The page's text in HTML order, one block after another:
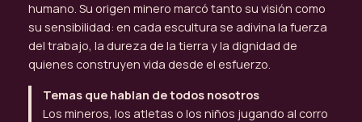
humano. Su origen minero marcó tanto su visión como
su sensibilidad: en cada escultura se adivina la fuerza
del trabajo, la dureza de la tierra y la dignidad de
quienes construyen vida desde el esfuerzo.
Temas que hablan de todos nosotros
Los mineros, los atletas o los niños jugando al corro